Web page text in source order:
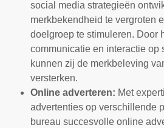
social media strategieën
merkbekendheid te vergroten
doelgroep te stimuleren. Door
communicatie en interactie op
kunnen zij de merkbeleving
versterken.
Online adverteren: Met
advertenties op verschillende
bureau succesvolle online